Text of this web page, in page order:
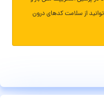
از سلامت کدهای درون